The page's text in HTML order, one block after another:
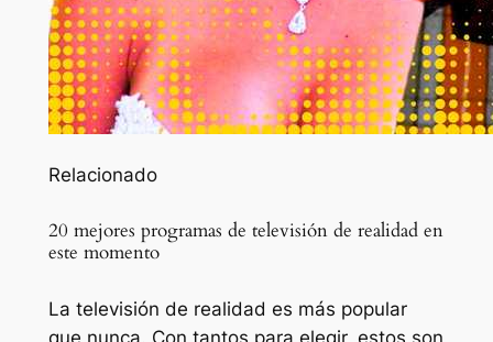
Relacionado
20 mejores programas de televisión de realidad en
este momento
La televisión de realidad es más popular
que nunca. Con tantos para elegir, estos son